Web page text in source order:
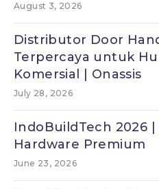
August 3, 2026
Distributor Door
Terpercaya untuk
Komersial | Onassis
July 28, 2026
IndoBuildTech 2026 |
Hardware Premium
June 23, 2026